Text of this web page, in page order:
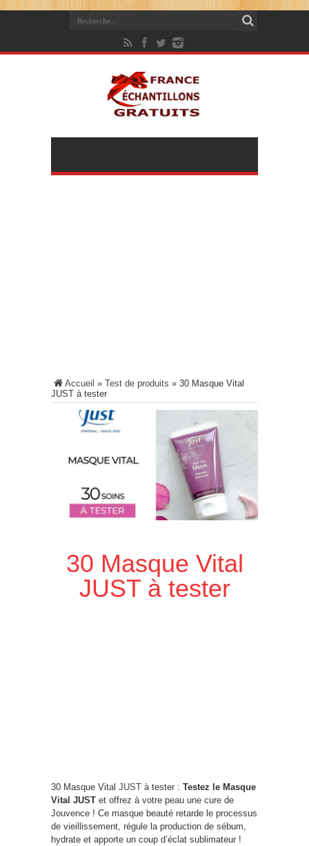
Accueil » Test de produits » 30 Masque Vital
JUST à tester
30 Masque Vital
JUST à tester
30 Masque Vital JUST à tester : Testez le Masque
Vital JUST et offrez à votre peau une cure de
Jouvence ! Ce masque beauté retarde le processus
de vieillissement, régule la production de sébum,
hydrate et apporte un coup d’éclat sublimateur !